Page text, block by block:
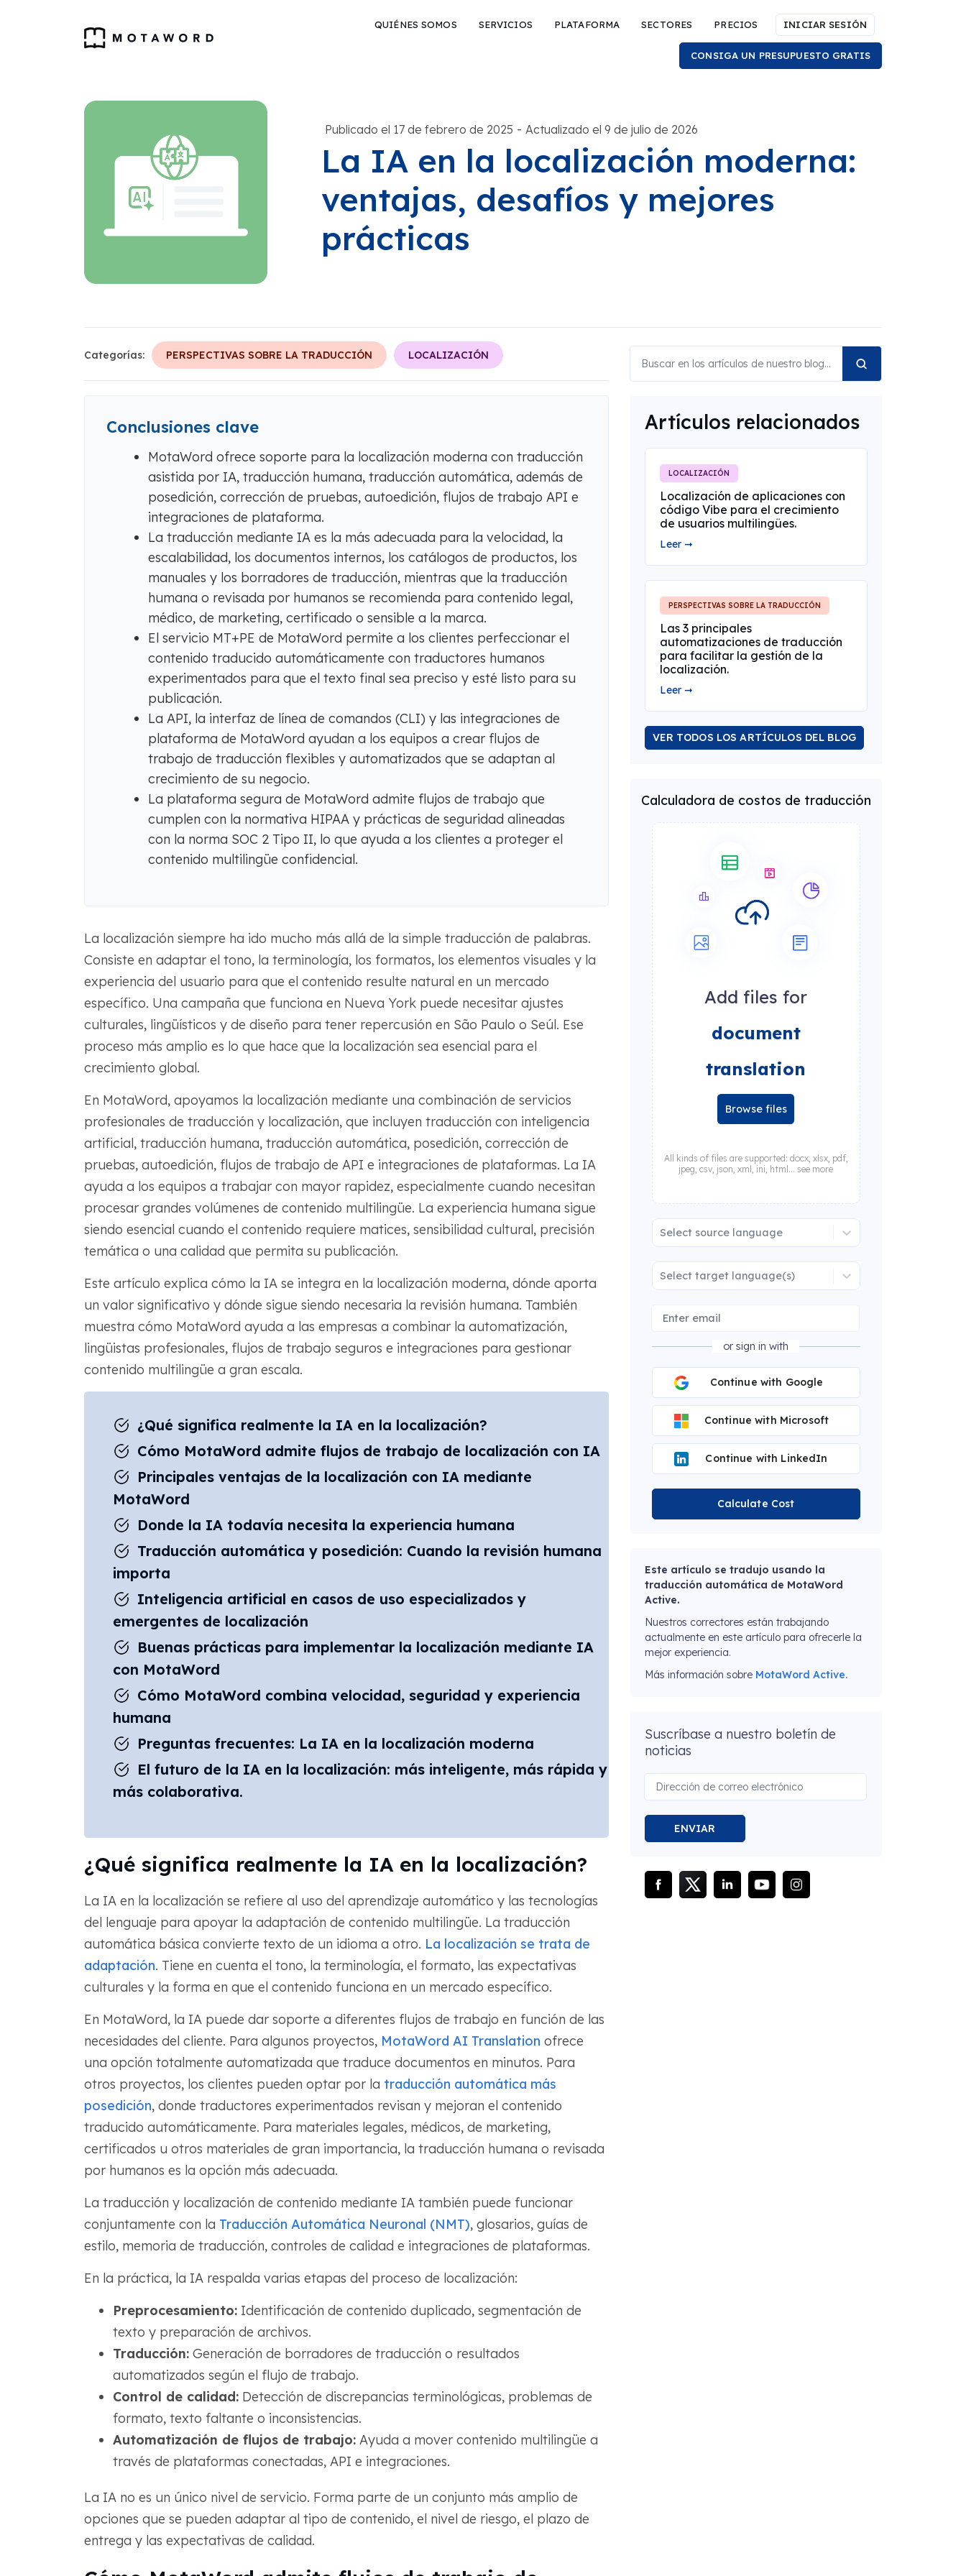
QUIÉNES SOMOS SERVICIOS PLATAFORMA SECTORES PRECIOS INICIAR SESIÓN
CONSIGA UN PRESUPUESTO GRATIS
Publicado el 17 de febrero de 2025 - Actualizado el 9 de julio de 2026
La IA en la localización moderna:
ventajas, desafíos y mejores
prácticas
Categorías: PERSPECTIVAS SOBRE LA TRADUCCIÓN LOCALIZACIÓN
Conclusiones clave
MotaWord ofrece soporte para la localización moderna con traducción
asistida por IA, traducción humana, traducción automática, además de
posedición, corrección de pruebas, autoedición, flujos de trabajo API e
integraciones de plataforma.
La traducción mediante IA es la más adecuada para la velocidad, la
escalabilidad, los documentos internos, los catálogos de productos, los
manuales y los borradores de traducción, mientras que la traducción
humana o revisada por humanos se recomienda para contenido legal,
médico, de marketing, certificado o sensible a la marca.
El servicio MT+PE de MotaWord permite a los clientes perfeccionar el
contenido traducido automáticamente con traductores humanos
experimentados para que el texto final sea preciso y esté listo para su
publicación.
La API, la interfaz de línea de comandos (CLI) y las integraciones de
plataforma de MotaWord ayudan a los equipos a crear flujos de
trabajo de traducción flexibles y automatizados que se adaptan al
crecimiento de su negocio.
La plataforma segura de MotaWord admite flujos de trabajo que
cumplen con la normativa HIPAA y prácticas de seguridad alineadas
con la norma SOC 2 Tipo II, lo que ayuda a los clientes a proteger el
contenido multilingüe confidencial.
La localización siempre ha ido mucho más allá de la simple traducción de palabras.
Consiste en adaptar el tono, la terminología, los formatos, los elementos visuales y la
experiencia del usuario para que el contenido resulte natural en un mercado
específico. Una campaña que funciona en Nueva York puede necesitar ajustes
culturales, lingüísticos y de diseño para tener repercusión en São Paulo o Seúl. Ese
proceso más amplio es lo que hace que la localización sea esencial para el
crecimiento global.
En MotaWord, apoyamos la localización mediante una combinación de servicios
profesionales de traducción y localización, que incluyen traducción con inteligencia
artificial, traducción humana, traducción automática, posedición, corrección de
pruebas, autoedición, flujos de trabajo de API e integraciones de plataformas. La IA
ayuda a los equipos a trabajar con mayor rapidez, especialmente cuando necesitan
procesar grandes volúmenes de contenido multilingüe. La experiencia humana sigue
siendo esencial cuando el contenido requiere matices, sensibilidad cultural, precisión
temática o una calidad que permita su publicación.
Este artículo explica cómo la IA se integra en la localización moderna, dónde aporta
un valor significativo y dónde sigue siendo necesaria la revisión humana. También
muestra cómo MotaWord ayuda a las empresas a combinar la automatización,
lingüistas profesionales, flujos de trabajo seguros e integraciones para gestionar
contenido multilingüe a gran escala.
¿Qué significa realmente la IA en la localización?
Cómo MotaWord admite flujos de trabajo de localización con IA
Principales ventajas de la localización con IA mediante
MotaWord
Donde la IA todavía necesita la experiencia humana
Traducción automática y posedición: Cuando la revisión humana
importa
Inteligencia artificial en casos de uso especializados y
emergentes de localización
Buenas prácticas para implementar la localización mediante IA
con MotaWord
Cómo MotaWord combina velocidad, seguridad y experiencia
humana
Preguntas frecuentes: La IA en la localización moderna
El futuro de la IA en la localización: más inteligente, más rápida y
más colaborativa.
¿Qué significa realmente la IA en la localización?
La IA en la localización se refiere al uso del aprendizaje automático y las tecnologías
del lenguaje para apoyar la adaptación de contenido multilingüe. La traducción
automática básica convierte texto de un idioma a otro. La localización se trata de
adaptación. Tiene en cuenta el tono, la terminología, el formato, las expectativas
culturales y la forma en que el contenido funciona en un mercado específico.
En MotaWord, la IA puede dar soporte a diferentes flujos de trabajo en función de las
necesidades del cliente. Para algunos proyectos, MotaWord AI Translation ofrece
una opción totalmente automatizada que traduce documentos en minutos. Para
otros proyectos, los clientes pueden optar por la traducción automática más
posedición, donde traductores experimentados revisan y mejoran el contenido
traducido automáticamente. Para materiales legales, médicos, de marketing,
certificados u otros materiales de gran importancia, la traducción humana o revisada
por humanos es la opción más adecuada.
La traducción y localización de contenido mediante IA también puede funcionar
conjuntamente con la Traducción Automática Neuronal (NMT), glosarios, guías de
estilo, memoria de traducción, controles de calidad e integraciones de plataformas.
En la práctica, la IA respalda varias etapas del proceso de localización:
Preprocesamiento:Identificación de contenido duplicado, segmentación de
texto y preparación de archivos.
Traducción:Generación de borradores de traducción o resultados
automatizados según el flujo de trabajo.
Control de calidad:Detección de discrepancias terminológicas, problemas de
formato, texto faltante o inconsistencias.
Automatización de flujos de trabajo:Ayuda a mover contenido multilingüe a
través de plataformas conectadas, API e integraciones.
La IA no es un único nivel de servicio. Forma parte de un conjunto más amplio de
opciones que se pueden adaptar al tipo de contenido, el nivel de riesgo, el plazo de
entrega y las expectativas de calidad.
Artículos relacionados
LOCALIZACIÓN
Localización de aplicaciones con
código Vibe para el crecimiento
de usuarios multilingües.
Leer ➞
PERSPECTIVAS SOBRE LA TRADUCCIÓN
Las 3 principales
automatizaciones de traducción
para facilitar la gestión de la
localización.
Leer ➞
VER TODOS LOS ARTÍCULOS DEL BLOG
Calculadora de costos de traducción
Add files for
document
translation
Browse files
All kinds of files are supported: docx, xlsx, pdf,
jpeg, csv, json, xml, ini, html... see more
Select source language
Select target language(s)
or sign in with
Continue with Google
Continue with Microsoft
Continue with LinkedIn
Calculate Cost
Este artículo se tradujo usando la
traducción automática de MotaWord
Active.
Nuestros correctores están trabajando
actualmente en este artículo para ofrecerle la
mejor experiencia.
Más información sobre MotaWord Active.
Suscríbase a nuestro boletín de
noticias
ENVIAR